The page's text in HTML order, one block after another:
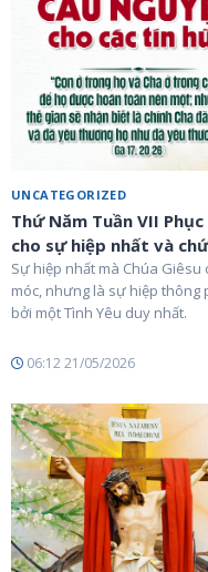
UNCATEGORIZED
Thứ Năm Tuần VII
cho sự hiệp nhất và
Sự hiệp nhất mà Chúa
móc, nhưng là sự hiệp
bởi một Tình Yêu duy nhất.
06:12 21/05/2026